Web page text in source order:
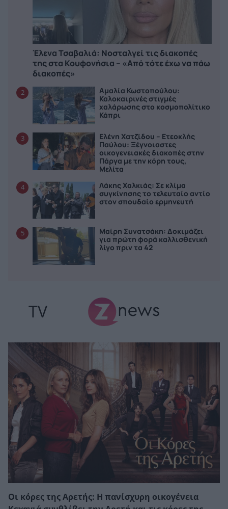
Έλενα Τσαβαλιά: Νοσταλγεί τις διακοπές
της στα Κουφονήσια – «Από τότε έχω να πάω
διακοπές»
2
Αμαλία Κωστοπούλου:
Καλοκαιρινές στιγμές
χαλάρωσης στο κοσμοπολίτικο
Κάπρι
3
Ελένη Χατζίδου – Ετεοκλής
Παύλου: Ξέγνοιαστες
οικογενειακές διακοπές στην
Πάργα με την κόρη τους,
Μελίτα
4
Λάκης Χαλκιάς: Σε κλίμα
συγκίνησης το τελευταίο αντίο
στον σπουδαίο ερμηνευτή
5
Μαίρη Συνατσάκη: Δοκιμάζει
για πρώτη φορά καλλισθενική
λίγο πριν τα 42
TV
Οι κόρες της Αρετής: Η πανίσχυρη οικογένεια